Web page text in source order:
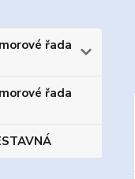
řada
řada